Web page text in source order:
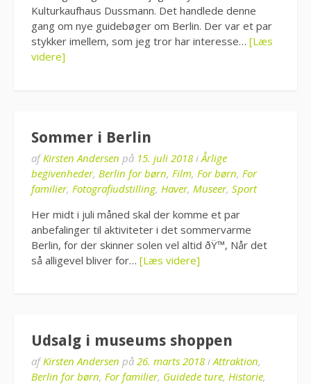
Kulturkaufhaus Dussmann. Det handlede denne
gang om nye guidebøger om Berlin. Der var et par
stykker imellem, som jeg tror har interesse… [Læs
videre]
Sommer i Berlin
afKirsten Andersen på 15. juli 2018 i Årlige
begivenheder, Berlin for børn, Film, For børn, For
familier, Fotografiudstilling, Haver, Museer, Sport
Her midt i juli måned skal der komme et par
anbefalinger til aktiviteter i det sommervarme
Berlin, for der skinner solen vel altid ðŸ™‚ Når det
så alligevel bliver for… [Læs videre]
Udsalg i museums shoppen
afKirsten Andersen på 26. marts 2018 iAttraktion,
Berlin for børn, For familier, Guidede ture, Historie,